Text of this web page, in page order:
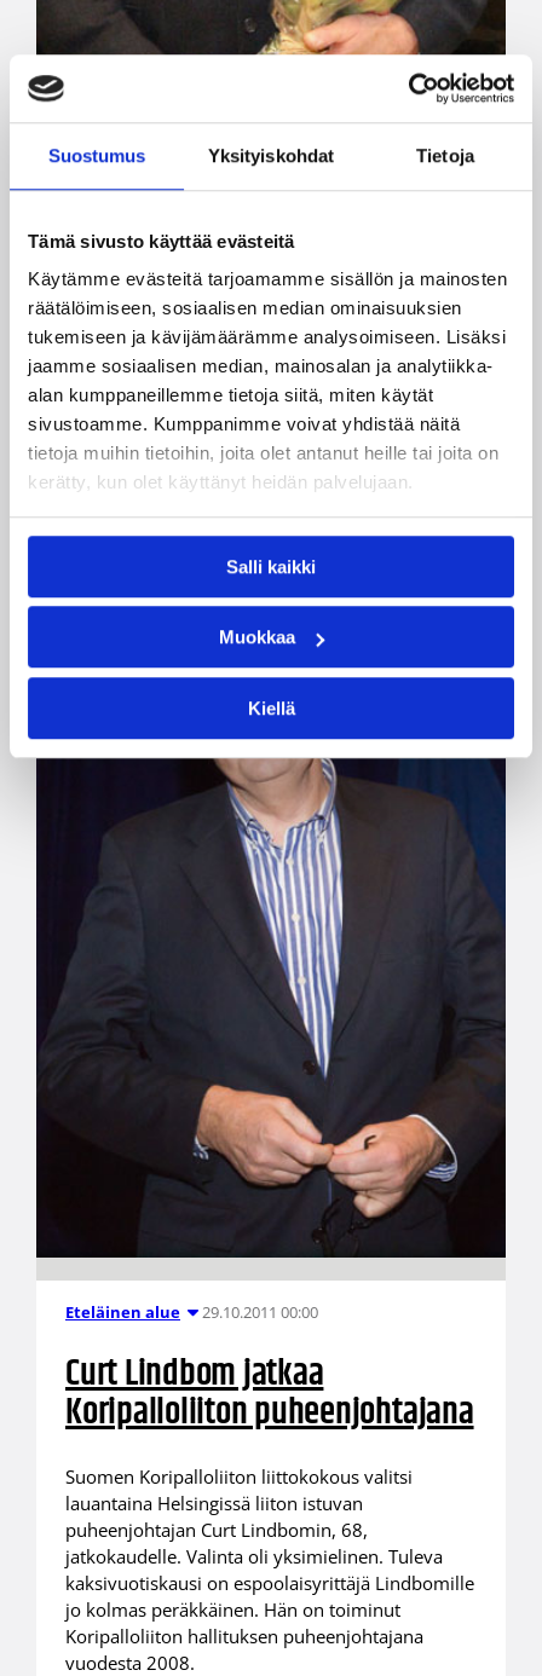
Suostumus Yksityiskohdat Tietoja
Tämä sivusto käyttää evästeitä
Käytämme evästeitä tarjoamamme sisällön ja mainosten
räätälöimiseen, sosiaalisen median ominaisuuksien
tukemiseen ja kävijämäärämme analysoimiseen. Lisäksi
jaamme sosiaalisen median, mainosalan ja analytiikka-
alan kumppaneillemme tietoja siitä, miten käytät
sivustoamme. Kumppanimme voivat yhdistää näitä
tietoja muihin tietoihin, joita olet antanut heille tai joita on
kerätty, kun olet käyttänyt heidän palvelujaan.
Salli kaikki
Muokkaa
Kiellä
Eteläinen alue 02.11.2013 00:00
Koripalloliitolle uusi
puheenjohtaja Sudenpolulta –
kirjaimellisesti
Suomen Koripalloliiton uudeksi,
vuodenvaihteessa aloittavaksi puheenjohtajaksi
on valittu maajoukkuelegenda, myös
yrityselämässä ansioitunut Antti Zitting. 57-
vuotiaan Zittingin valinta Loimaalla
kokoontuneessa, yhteishenkeä huokuneessa
liittokokouksessa oli yksimielinen.
Eteläinen alue 29.10.2011 00:00
Curt Lindbom jatkaa
Koripalloliiton puheenjohtajana
Suomen Koripalloliiton liittokokous valitsi
lauantaina Helsingissä liiton istuvan
puheenjohtajan Curt Lindbomin, 68,
jatkokaudelle. Valinta oli yksimielinen. Tuleva
kaksivuotiskausi on espoolaisyrittäjä Lindbomille
jo kolmas peräkkäinen. Hän on toiminut
Koripalloliiton hallituksen puheenjohtajana
vuodesta 2008.